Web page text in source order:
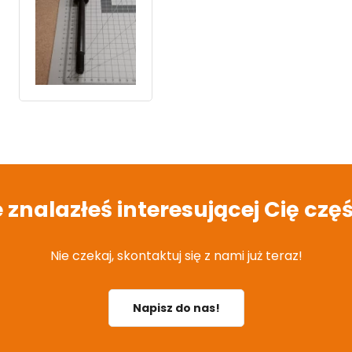
znalazłeś interesującej Cię
Nie czekaj, skontaktuj się z nami już teraz!
Napisz do nas!